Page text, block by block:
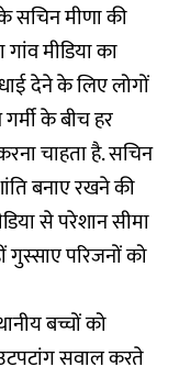
सचिन मीणा की
मीडिया का
देने के लिए लोगों
के बीच हर
चाहता है. सचिन
बनाए रखने की
से परेशान सीमा
परिजनों को
बच्चों को
सवाल करते